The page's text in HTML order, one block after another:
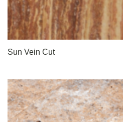
Sun Vein Cut